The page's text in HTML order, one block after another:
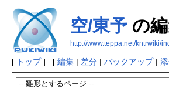
空/東予の
http://www.teppa.net/kntrwiki/
[ トップ] [ 編集| 差分| バックアップ|